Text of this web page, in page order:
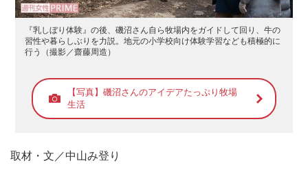
『乳しぼり体験』の後、磯沼さん自ら牧場内をガイドして回り、牛の
習性や暮らしぶりを力説。地元の小学校向け体験学習なども積極的に
行う（撮影／齋藤周造）
【写真】磯沼さんのアイデアたっぷり牧場
生活
取材・文／中山み登り